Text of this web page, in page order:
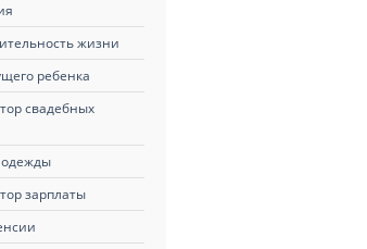
жизни
ребенка
свадебных
зарплаты